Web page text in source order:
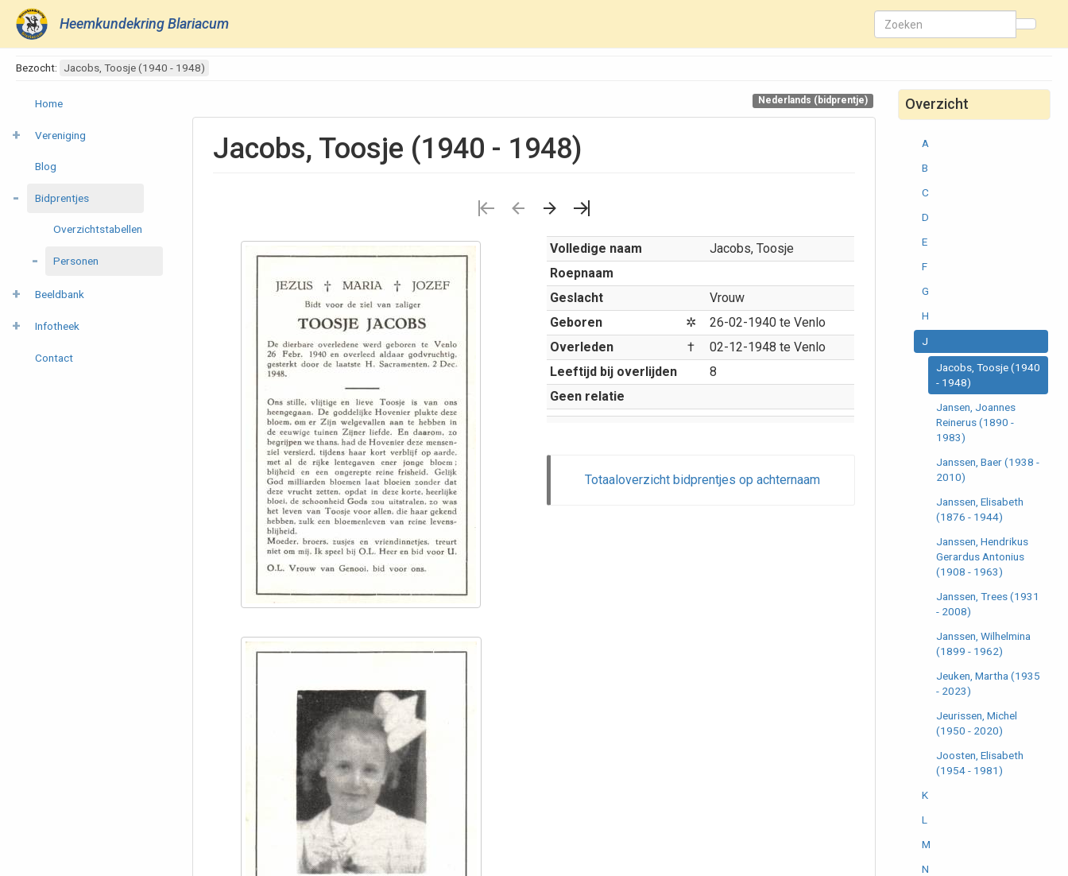
Heemkundekring Blariacum
Bezocht: Jacobs, Toosje (1940 - 1948)
Home
Vereniging
Blog
Bidprentjes
Overzichtstabellen
Personen
Beeldbank
Infotheek
Contact
Nederlands (bidprentje)
Jacobs, Toosje (1940 - 1948)
Volledige naam
Jacobs, Toosje
Roepnaam
Geslacht
Vrouw
Geboren
✲
26-02-1940 te Venlo
Overleden
†
02-12-1948 te Venlo
Leeftijd bij overlijden
8
Geen relatie
Totaaloverzicht bidprentjes op achternaam
Overzicht
A
B
C
D
E
F
G
H
J
Jacobs, Toosje (1940
- 1948)
Jansen, Joannes
Reinerus (1890 -
1983)
Janssen, Baer (1938 -
2010)
Janssen, Elisabeth
(1876 - 1944)
Janssen, Hendrikus
Gerardus Antonius
(1908 - 1963)
Janssen, Trees (1931
- 2008)
Janssen, Wilhelmina
(1899 - 1962)
Jeuken, Martha (1935
- 2023)
Jeurissen, Michel
(1950 - 2020)
Joosten, Elisabeth
(1954 - 1981)
K
L
M
N